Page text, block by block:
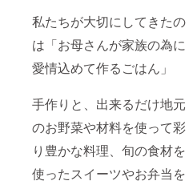
私たちが大切にしてきたの
は「お母さんが家族の為に
愛情込めて作るごはん」
手作りと、出来るだけ地元
のお野菜や材料を使って彩
り豊かな料理、旬の食材を
使ったスイーツやお弁当を